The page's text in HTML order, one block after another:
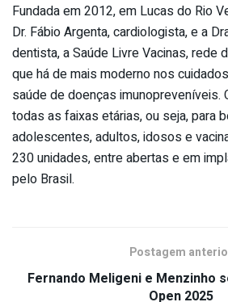
Fundada em 2012, em Lucas do Rio
Dr. Fábio Argenta, cardiologista, e a
dentista, a Saúde Livre Vacinas, rede
que há de mais moderno nos
saúde de doenças imunopreveníveis.
todas as faixas etárias, ou seja, para
adolescentes, adultos, idosos e
230 unidades, entre abertas e em
pelo Brasil.
Postagem
Fernando Meligeni e Menzinho
Open 2025